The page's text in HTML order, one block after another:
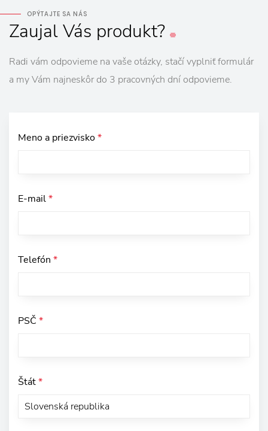
OPÝTAJTE SA NÁS
ZaujalVás produkt?
Radi vám odpovieme na vaše otázky, stačí vyplniť formulár
a my Vám najneskôr do 3 pracovných dní odpovieme.
Meno a priezvisko*
E-mail*
Telefón *
PSČ *
Štát*